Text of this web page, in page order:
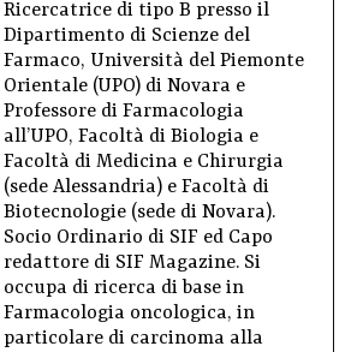
Ricercatrice di tipo B presso il
Dipartimento di Scienze del
Farmaco, Università del Piemonte
Orientale (UPO) di Novara e
Professore di Farmacologia
all’UPO, Facoltà di Biologia e
Facoltà di Medicina e Chirurgia
(sede Alessandria) e Facoltà di
Biotecnologie (sede di Novara).
Socio Ordinario di SIF ed Capo
redattore di SIF Magazine. Si
occupa di ricerca di base in
Farmacologia oncologica, in
particolare di carcinoma alla